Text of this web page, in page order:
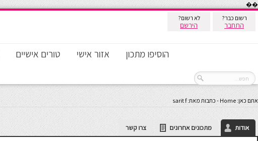
��
רשום כבר?
התחבר
לא רשום?
הירשם
הוסיפו מתכון אזור אישי טורים אישיים
אתם כאן: Home
- כתבות מאת: sarit f
אודות מתכונים אחרונים צרו קשר